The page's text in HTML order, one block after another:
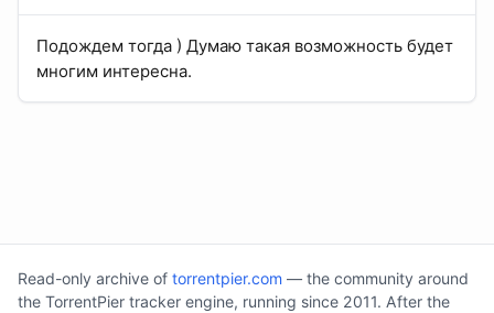
Подождем тогда ) Думаю такая возможность будет
многим интересна.
Read-only archive of torrentpier.com — the community around
the TorrentPier tracker engine, running since 2011. After the